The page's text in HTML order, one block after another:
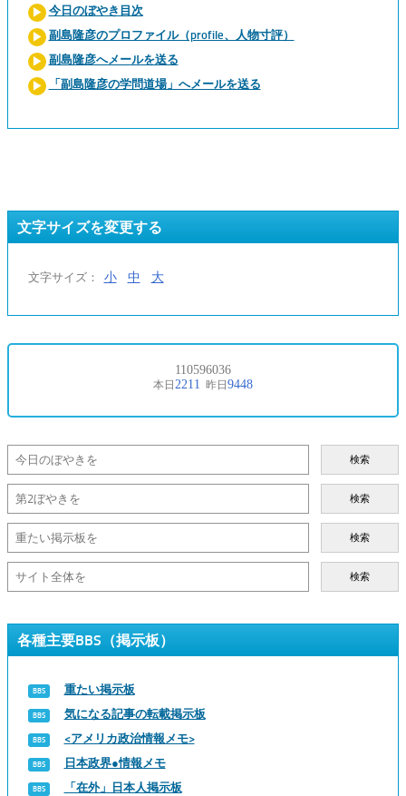
今日のぼやき目次
副島隆彦のプロファイル（profile、人物寸評）
副島隆彦へメールを送る
「副島隆彦の学問道場」へメールを送る
文字サイズを変更する
文字サイズ： 小 中 大
検索
検索
検索
検索
各種主要BBS（掲示板）
重たい掲示板
気になる記事の転載掲示板
<アメリカ政治情報メモ>
日本政界●情報メモ
「在外」日本人掲示板